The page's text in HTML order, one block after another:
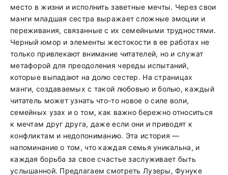
место в жизни и исполнить заветные мечты. Через свои
манги младшая сестра выражает сложные эмоции и
переживания, связанные с их семейными трудностями.
Черный юмор и элементы жестокости в ее работах не
только привлекают внимание читателей, но и служат
метафорой для преодоления череды испытаний,
которые выпадают на долю сестер. На страницах
манги, создаваемых с такой любовью и болью, каждый
читатель может узнать что-то новое о силе воли,
семейных узах и о том, как важно бережно относиться
к мечтам друг друга, даже если они и приводят к
конфликтам и недопониманию. Эта история —
напоминание о том, что каждая семья уникальна, и
каждая борьба за свое счастье заслуживает быть
услышанной. Предлагаем смотреть Лузеры, Фунуке